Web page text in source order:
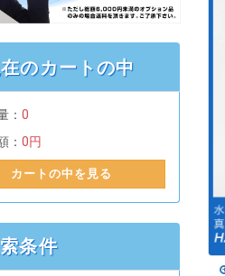
のカートの中
： 0
： 0円
カートの中を見る
条件